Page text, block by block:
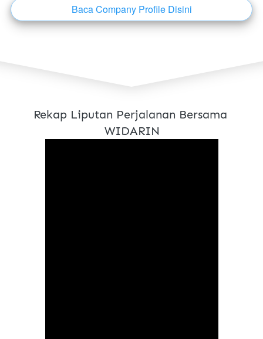
`Baca Company Profile Disini
Rekap Liputan Perjalanan Bersama
WIDARIN